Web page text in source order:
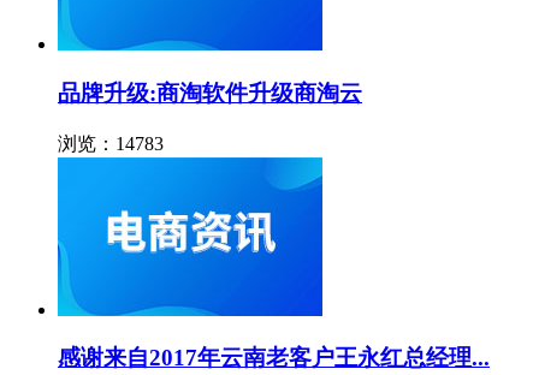
品牌升级:商淘软件升级商淘云
浏览：14783
感谢来自2017年云南老客户王永红总经理...